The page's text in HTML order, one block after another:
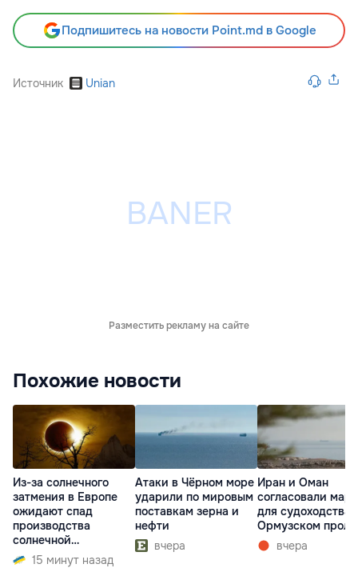
Подпишитесь на новости Point.md в Google
Источник Unian
Разместить рекламу на сайте
Похожие новости
Из-за солнечного
затмения в Европе
ожидают спад
производства
солнечной
электроэнергии
15 минут назад
Атаки в Чёрном море
ударили по мировым
поставкам зерна и
нефти
вчера
Иран и Оман
согласовали
для судоходства
Ормузском
вчера